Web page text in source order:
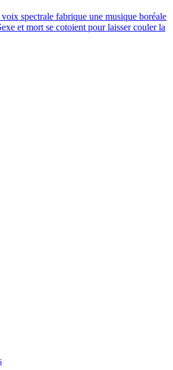
spectrale fabrique une musique boréale
et mort se cotoient pour laisser couler la